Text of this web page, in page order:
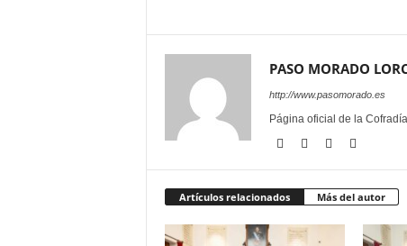
PASO MORADO
http://www.pasomorado.es
Página oficial de la
Artículos relacionados Más del autor